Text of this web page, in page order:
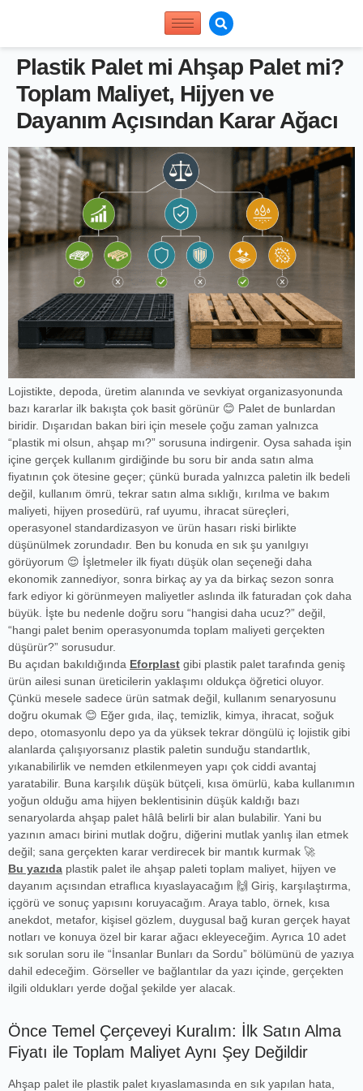
Plastik Palet mi Ahşap Palet mi?
Toplam Maliyet, Hijyen ve
Dayanım Açısından Karar Ağacı
Lojistikte, depoda, üretim alanında ve sevkiyat organizasyonunda
bazı kararlar ilk bakışta çok basit görünür 😊 Palet de bunlardan
biridir. Dışarıdan bakan biri için mesele çoğu zaman yalnızca
“plastik mi olsun, ahşap mı?” sorusuna indirgenir. Oysa sahada işin
içine gerçek kullanım girdiğinde bu soru bir anda satın alma
fiyatının çok ötesine geçer; çünkü burada yalnızca paletin ilk bedeli
değil, kullanım ömrü, tekrar satın alma sıklığı, kırılma ve bakım
maliyeti, hijyen prosedürü, raf uyumu, ihracat süreçleri,
operasyonel standardizasyon ve ürün hasarı riski birlikte
düşünülmek zorundadır. Ben bu konuda en sık şu yanılgıyı
görüyorum 😌 İşletmeler ilk fiyatı düşük olan seçeneği daha
ekonomik zannediyor, sonra birkaç ay ya da birkaç sezon sonra
fark ediyor ki görünmeyen maliyetler aslında ilk faturadan çok daha
büyük. İşte bu nedenle doğru soru “hangisi daha ucuz?” değil,
“hangi palet benim operasyonumda toplam maliyeti gerçekten
düşürür?” sorusudur.
Bu açıdan bakıldığında Eforplast gibi plastik palet tarafında geniş
ürün ailesi sunan üreticilerin yaklaşımı oldukça öğretici oluyor.
Çünkü mesele sadece ürün satmak değil, kullanım senaryosunu
doğru okumak 😊 Eğer gıda, ilaç, temizlik, kimya, ihracat, soğuk
depo, otomasyonlu depo ya da yüksek tekrar döngülü iç lojistik gibi
alanlarda çalışıyorsanız plastik paletin sunduğu standartlık,
yıkanabilirlik ve nemden etkilenmeyen yapı çok ciddi avantaj
yaratabilir. Buna karşılık düşük bütçeli, kısa ömürlü, kaba kullanımın
yoğun olduğu ama hijyen beklentisinin düşük kaldığı bazı
senaryolarda ahşap palet hâlâ belirli bir alan bulabilir. Yani bu
yazının amacı birini mutlak doğru, diğerini mutlak yanlış ilan etmek
değil; sana gerçekten karar verdirecek bir mantık kurmak 🚀
Bu yazıda plastik palet ile ahşap paleti toplam maliyet, hijyen ve
dayanım açısından etraflıca kıyaslayacağım 🙌 Giriş, karşılaştırma,
içgörü ve sonuç yapısını koruyacağım. Araya tablo, örnek, kısa
anekdot, metafor, kişisel gözlem, duygusal bağ kuran gerçek hayat
notları ve konuya özel bir karar ağacı ekleyeceğim. Ayrıca 10 adet
sık sorulan soru ile “İnsanlar Bunları da Sordu” bölümünü de yazıya
dahil edeceğim. Görseller ve bağlantılar da yazı içinde, gerçekten
ilgili oldukları yerde doğal şekilde yer alacak.
Önce Temel Çerçeveyi Kuralım: İlk Satın Alma
Fiyatı ile Toplam Maliyet Aynı Şey Değildir
Ahşap palet ile plastik palet kıyaslamasında en sık yapılan hata,